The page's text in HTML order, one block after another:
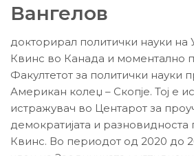
Вангелов
докторирал политички науки на
Квинс во Канада и моментално
Факултетот за политички науки
Американ колеџ – Скопје. Тој е
истражувач во Центарот за
демократијата и разновидноста
Квинс. Во периодот од 2020 до